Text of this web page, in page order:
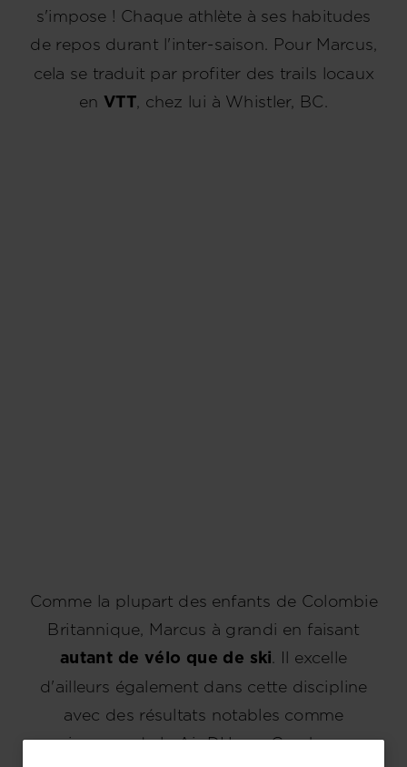
s'impose ! Chaque athlète à ses habitudes
de repos durant l'inter-saison. Pour Marcus,
cela se traduit par profiter des trails locaux
en VTT, chez lui à Whistler, BC.
Comme la plupart des enfants de Colombie
Britannique, Marcus à grandi en faisant
autant de vélo que de ski. Il excelle
d'ailleurs également dans cette discipline
avec des résultats notables comme
vainqueur de la Air DH aux Crankworx